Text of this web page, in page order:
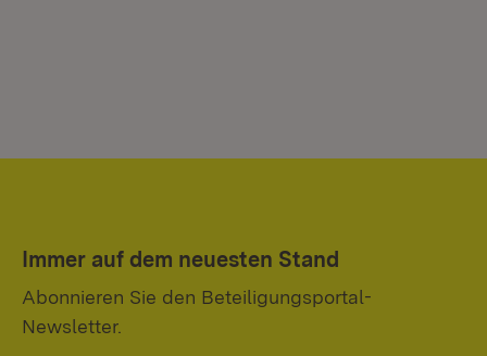
Immer auf dem neuesten Stand
Abonnieren Sie den Beteiligungsportal-
Newsletter.